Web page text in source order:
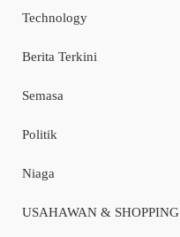
Technology
Berita Terkini
Semasa
Politik
Niaga
USAHAWAN & SHOPPING